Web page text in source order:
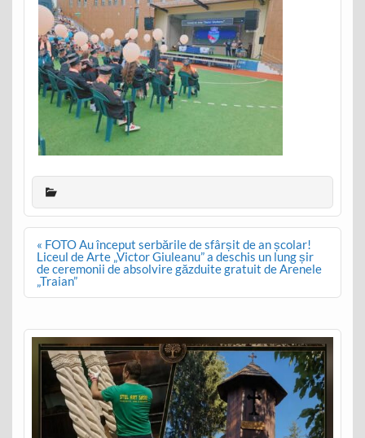
Post
navigation
« FOTO Au început serbările de sfârșit de an școlar!
Liceul de Arte „Victor Giuleanu” a deschis un lung șir
de ceremonii de absolvire găzduite gratuit de Arenele
„Traian”